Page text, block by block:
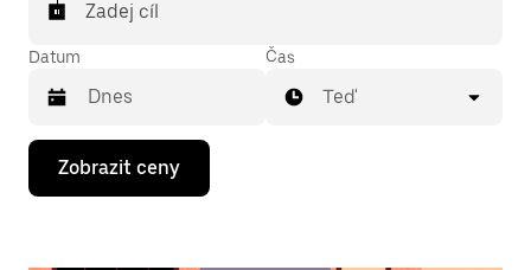
Zadej cíl
Datum
Stisknutím
klávesy
se
Čas
Teď
Zobrazit ceny